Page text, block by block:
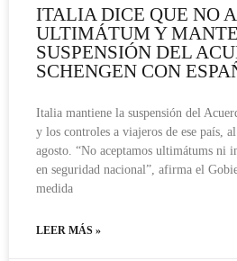
ITALIA DICE QUE NO
ULTIMÁTUM Y
SUSPENSIÓN DEL
SCHENGEN CON
Italia mantiene la suspensión del
y los controles a viajeros de ese país,
agosto. “No aceptamos ultimátums ni
en seguridad nacional”, afirma el
medida
LEER MÁS »